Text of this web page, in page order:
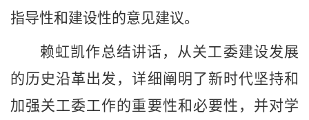
指导性和建设性的意见建议。
赖虹凯作总结讲话，从关工委建设发展
的历史沿革出发，详细阐明了新时代坚持和
加强关工委工作的重要性和必要性，并对学